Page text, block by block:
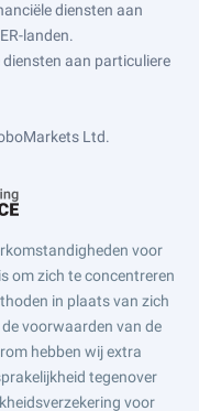
diensten aan
landen.
aan particuliere
Ltd.
voor
om zich te concentreren
in plaats van zich
voorwaarden van de
hebben wij extra
tegenover
voor